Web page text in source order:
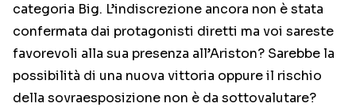
categoria Big. L’indiscrezione ancora non è stata
confermata dai protagonisti diretti ma voi sareste
favorevoli alla sua presenza all’Ariston? Sarebbe la
possibilità di una nuova vittoria oppure il rischio
della sovraesposizione non è da sottovalutare?